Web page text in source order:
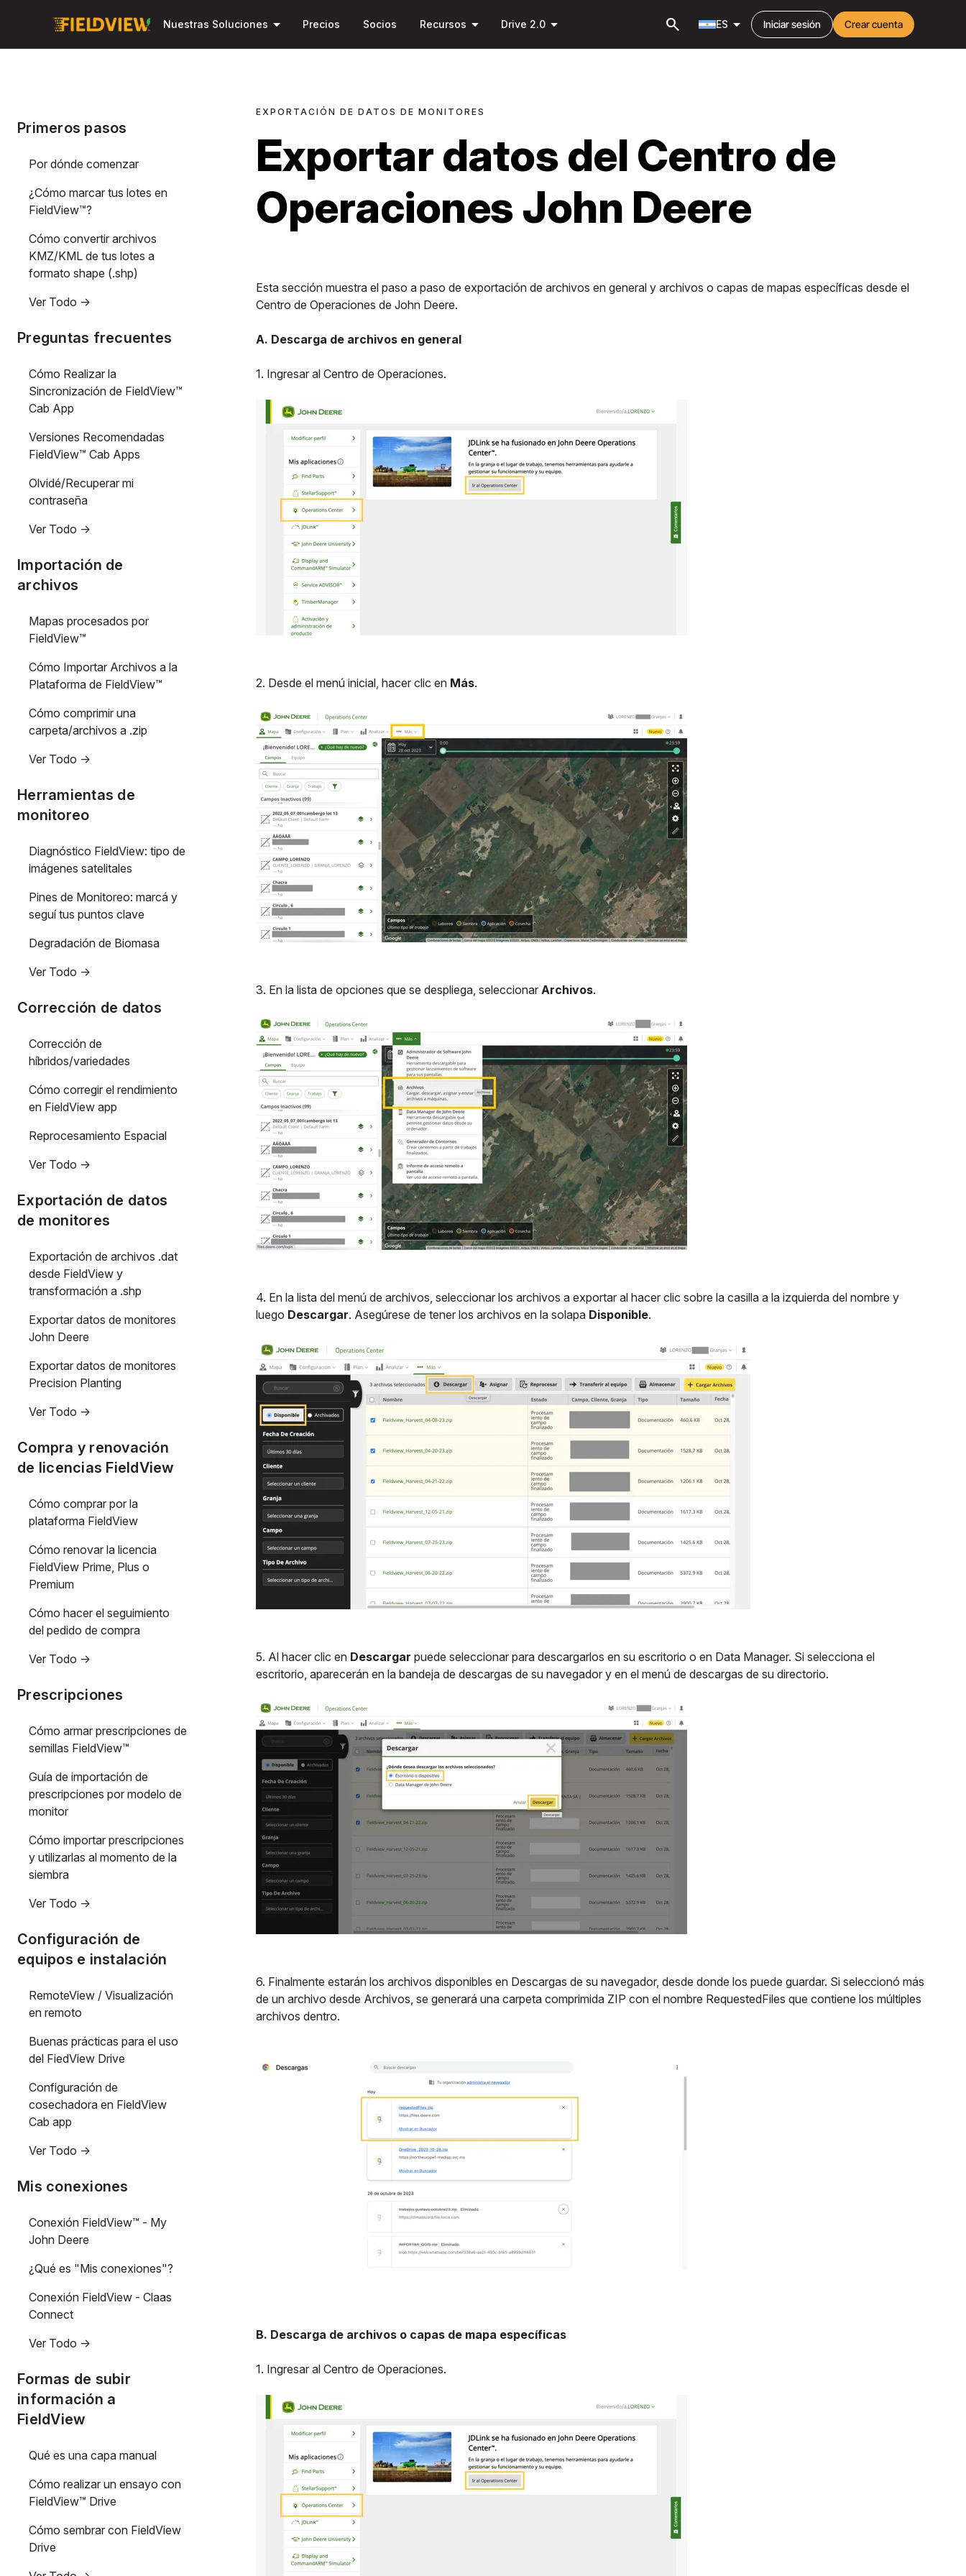
contenido
Nuestras Soluciones arrow_drop_down Precios Socios Recursos arrow_drop_down Drive 2.0arrow_drop_down search ES arrow_drop_down Iniciar sesión Crear cuenta
Primeros pasos
Por dónde comenzar
¿Cómo marcar tus lotes en
FieldView™?
Cómo convertir archivos
KMZ/KML de tus lotes a
formato shape (.shp)
Ver Todo ->
Preguntas frecuentes
Cómo Realizar la
Sincronización de FieldView™
Cab App
Versiones Recomendadas
FieldView™ Cab Apps
Olvidé/Recuperar mi
contraseña
Ver Todo ->
Importación de
archivos
Mapas procesados por
FieldView™
Cómo Importar Archivos a la
Plataforma de FieldView™
Cómo comprimir una
carpeta/archivos a .zip
Ver Todo ->
Herramientas de
monitoreo
Diagnóstico FieldView: tipo de
imágenes satelitales
Pines de Monitoreo: marcá y
seguí tus puntos clave
Degradación de Biomasa
Ver Todo ->
Corrección de datos
Corrección de
híbridos/variedades
Cómo corregir el rendimiento
en FieldView app
Reprocesamiento Espacial
Ver Todo ->
Exportación de datos
de monitores
Exportación de archivos .dat
desde FieldView y
transformación a .shp
Exportar datos de monitores
John Deere
Exportar datos de monitores
Precision Planting
Ver Todo ->
Compra y renovación
de licencias FieldView
Cómo comprar por la
plataforma FieldView
Cómo renovar la licencia
FieldView Prime, Plus o
Premium
Cómo hacer el seguimiento
del pedido de compra
Ver Todo ->
Prescripciones
Cómo armar prescripciones de
semillas FieldView™
Guía de importación de
prescripciones por modelo de
monitor
Cómo importar prescripciones
y utilizarlas al momento de la
siembra
Ver Todo ->
Configuración de
equipos e instalación
RemoteView / Visualización
en remoto
Buenas prácticas para el uso
del FiedView Drive
Configuración de
cosechadora en FieldView
Cab app
Ver Todo ->
Mis conexiones
Conexión FieldView™ - My
John Deere
¿Qué es "Mis conexiones"?
Conexión FieldView - Claas
Connect
Ver Todo ->
Formas de subir
información a
FieldView
Qué es una capa manual
Cómo realizar un ensayo con
FieldView™ Drive
Cómo sembrar con FieldView
Drive
EXPORTACIÓN DE DATOS DE MONITORES
Exportar datos del Centro de
Operaciones John Deere
Esta sección muestra el paso a paso de exportación de archivos en general y archivos o capas de mapas específicas desde el
Centro de Operaciones de John Deere.
A. Descarga de archivos en general
1. Ingresar al Centro de Operaciones.
2. Desde el menú inicial, hacer clic en Más.
3. En la lista de opciones que se despliega, seleccionar Archivos.
4. En la lista del menú de archivos, seleccionar los archivos a exportar al hacer clic sobre la casilla a la izquierda del nombre y
luego Descargar. Asegúrese de tener los archivos en la solapa Disponible.
5. Al hacer clic en Descargar puede seleccionar para descargarlos en su escritorio o en Data Manager. Si selecciona el
escritorio, aparecerán en la bandeja de descargas de su navegador y en el menú de descargas de su directorio.
6. Finalmente estarán los archivos disponibles en Descargas de su navegador, desde donde los puede guardar. Si seleccionó más
de un archivo desde Archivos, se generará una carpeta comprimida ZIP con el nombre RequestedFiles que contiene los múltiples
archivos dentro.
B. Descarga de archivos o capas de mapa específicas
1. Ingresar al Centro de Operaciones.